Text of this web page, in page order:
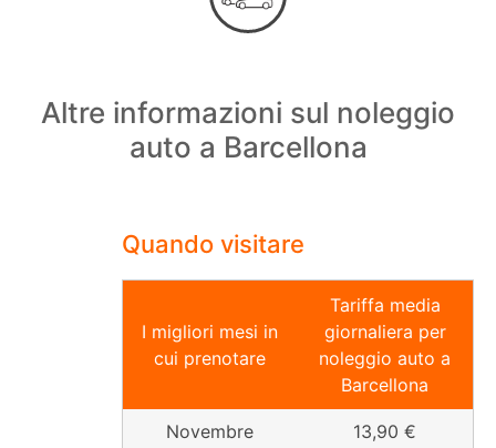
Altre informazioni sul noleggio
auto a Barcellona
Quando visitare
I migliori mesi in
cui prenotare
Tariffa media
giornaliera per
noleggio auto a
Barcellona
Novembre
13,90 €